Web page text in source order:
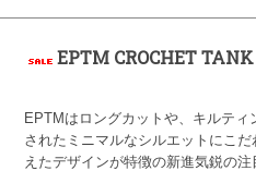
EPTM CROCHET
EPTMはロングカットや、キルティ
されたミニマルなシルエットにこ
えたデザインが特徴の新進気鋭の注